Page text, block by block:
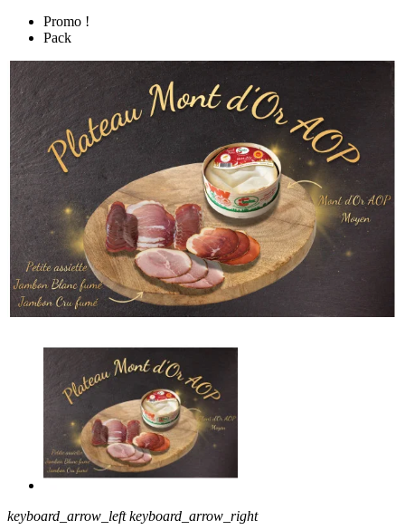
Promo !
Pack
keyboard_arrow_left keyboard_arrow_right